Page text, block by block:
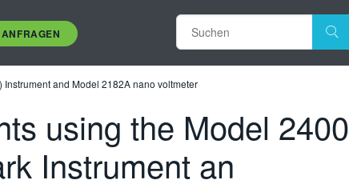
and Model 2182A nano voltmeter
using the Model 2400
Instrument an